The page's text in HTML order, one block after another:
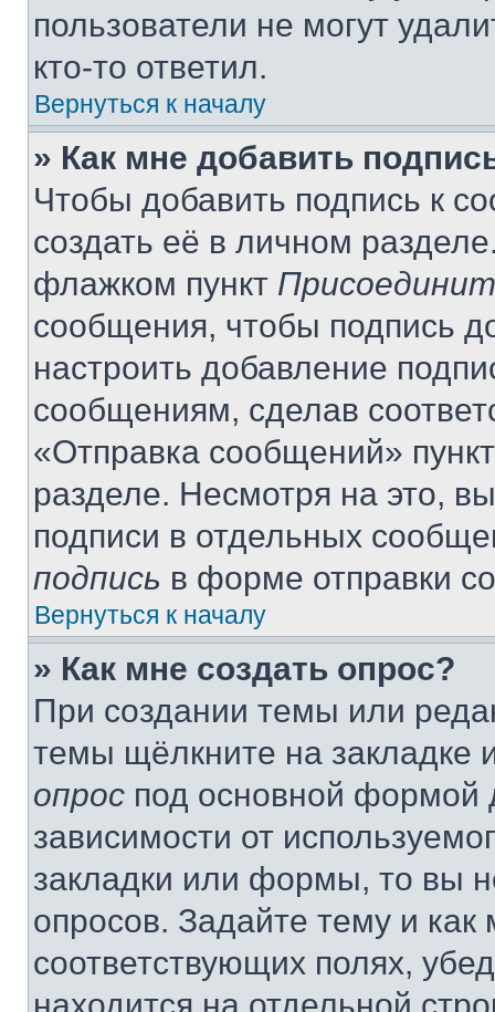
пользователи не могут
кто-то ответил.
Вернуться к началу
» Как мне добавить
Чтобы добавить подпись к
создать её в личном
флажком пункт
сообщения, чтобы подпись
настроить добавление
сообщениям, сделав
«Отправка сообщений»
разделе. Несмотря на это,
подписи в отдельных
подпись в форме отправки
Вернуться к началу
» Как мне создать опрос?
При создании темы или
темы щёлкните на
опрос под основной формой
зависимости от
закладки или формы, то вы
опросов. Задайте тему и
соответствующих полях,